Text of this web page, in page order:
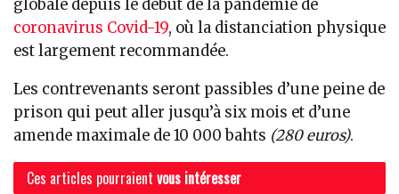
globale depuis le début de la pandémie de
coronavirus Covid-19, où la distanciation physique
est largement recommandée.
Les contrevenants seront passibles d’une peine de
prison qui peut aller jusqu’à six mois et d’une
amende maximale de 10 000 bahts (280 euros).
Ces articles pourraient vous intéresser